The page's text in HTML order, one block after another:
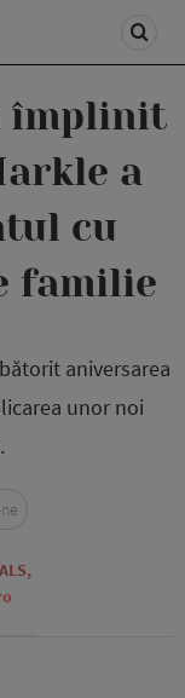
împlinit
a
cu
familie
aniversarea
unor noi
,